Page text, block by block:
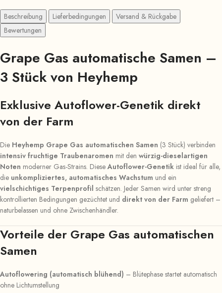
Beschreibung Lieferbedingungen
Versand & Rückgabe
Bewertungen
Grape Gas automatische Samen –
3 Stück von Heyhemp
Exklusive Autoflower-Genetik direkt
von der Farm
Die Heyhemp Grape Gas automatischen Samen (3 Stück) verbinden
intensiv fruchtige Traubenaromen mit den würzig-dieselartigen
Noten moderner Gas-Strains. DieseAutoflower-Genetik ist ideal für alle,
die unkompliziertes, automatisches Wachstum und ein
vielschichtiges Terpenprofil schätzen. Jeder Samen wird unter streng
kontrollierten Bedingungen gezüchtet und direkt von der Farm geliefert –
naturbelassen und ohne Zwischenhändler.
Vorteile der Grape Gas automatischen
Samen
Autoflowering (automatisch blühend) – Blütephase startet automatisch
ohne Lichtumstellung